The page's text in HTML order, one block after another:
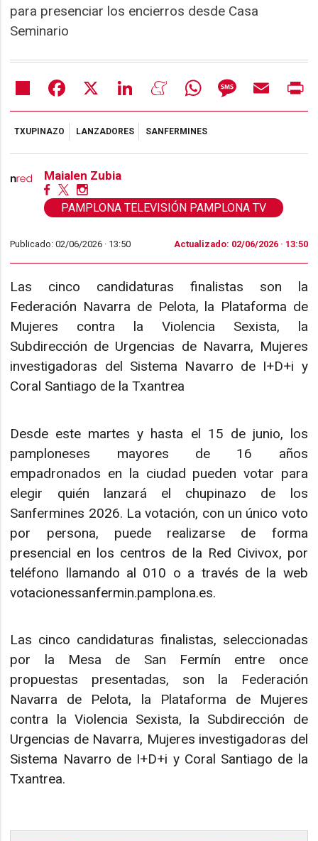
para presenciar los encierros desde Casa
Seminario
Share Facebook LinkedIn MeneameWhatsAppMessageEmail
TXUPINAZO LANZADORES SANFERMINES
Maialen Zubia
PAMPLONA TELEVISIÓN PAMPLONA TV
Publicado: 02/06/2026 · 13:50 Actualizado: 02/06/2026 · 13:50
Las cinco candidaturas finalistas son la
Federación Navarra de Pelota, la Plataforma de
Mujeres contra la Violencia Sexista, la
Subdirección de Urgencias de Navarra, Mujeres
investigadoras del Sistema Navarro de I+D+i y
Coral Santiago de la Txantrea
Desde este martes y hasta el 15 de junio, los
pamploneses mayores de 16 años
empadronados en la ciudad pueden votar para
elegir quién lanzará el chupinazo de los
Sanfermines 2026. La votación, con un único voto
por persona, puede realizarse de forma
presencial en los centros de la Red Civivox, por
teléfono llamando al 010 o a través de la web
votacionessanfermin.pamplona.es.
Las cinco candidaturas finalistas, seleccionadas
por la Mesa de San Fermín entre once
propuestas presentadas, son la Federación
Navarra de Pelota, la Plataforma de Mujeres
contra la Violencia Sexista, la Subdirección de
Urgencias de Navarra, Mujeres investigadoras del
Sistema Navarro de I+D+i y Coral Santiago de la
Txantrea.